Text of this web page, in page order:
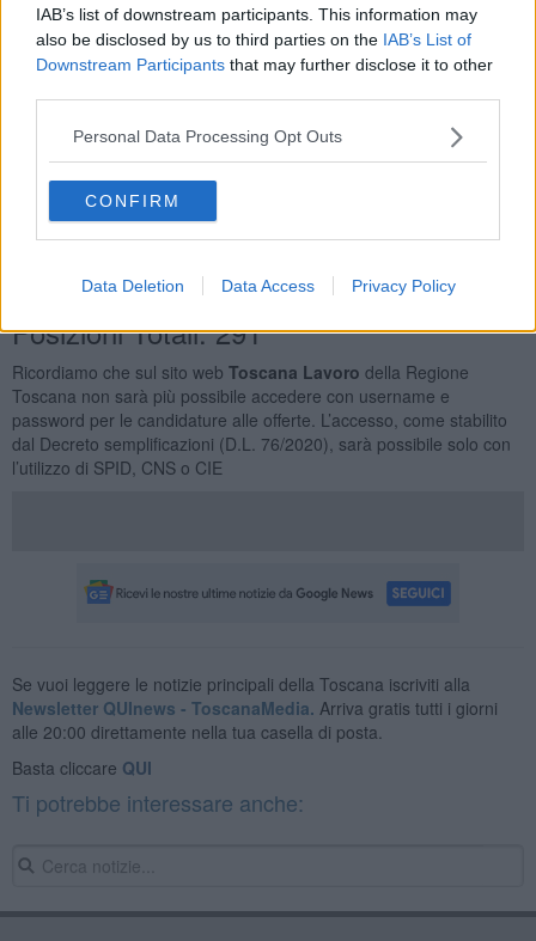
IAB’s list of downstream participants. This information may
also be disclosed by us to third parties on the IAB’s List of
Downstream Participants that may further disclose it to other
Personal Data Processing Opt Outs
CONFIRM
Data Deletion Data Access Privacy Policy
Orario Lavoro
Full Time 173
Part Time145
Tipologia Contratto
Lavoro a Tempo Determinato
Mestiere20
Posizioni Totali: 291
Ricordiamo che sul sito web Toscana Lavoro della Regione
Toscana non sarà più possibile accedere con username e
password per le candidature alle offerte. L’accesso, come stabilito
dal Decreto semplificazioni (D.L. 76/2020), sarà possibile solo con
l’utilizzo di SPID, CNS o CIE
Se vuoi leggere le notizie principali della Toscana iscriviti alla
Newsletter QUInews - ToscanaMedia. Arriva gratis tutti i giorni
alle 20:00 direttamente nella tua casella di posta.
Basta cliccare QUI
Ti potrebbe interessare anche: